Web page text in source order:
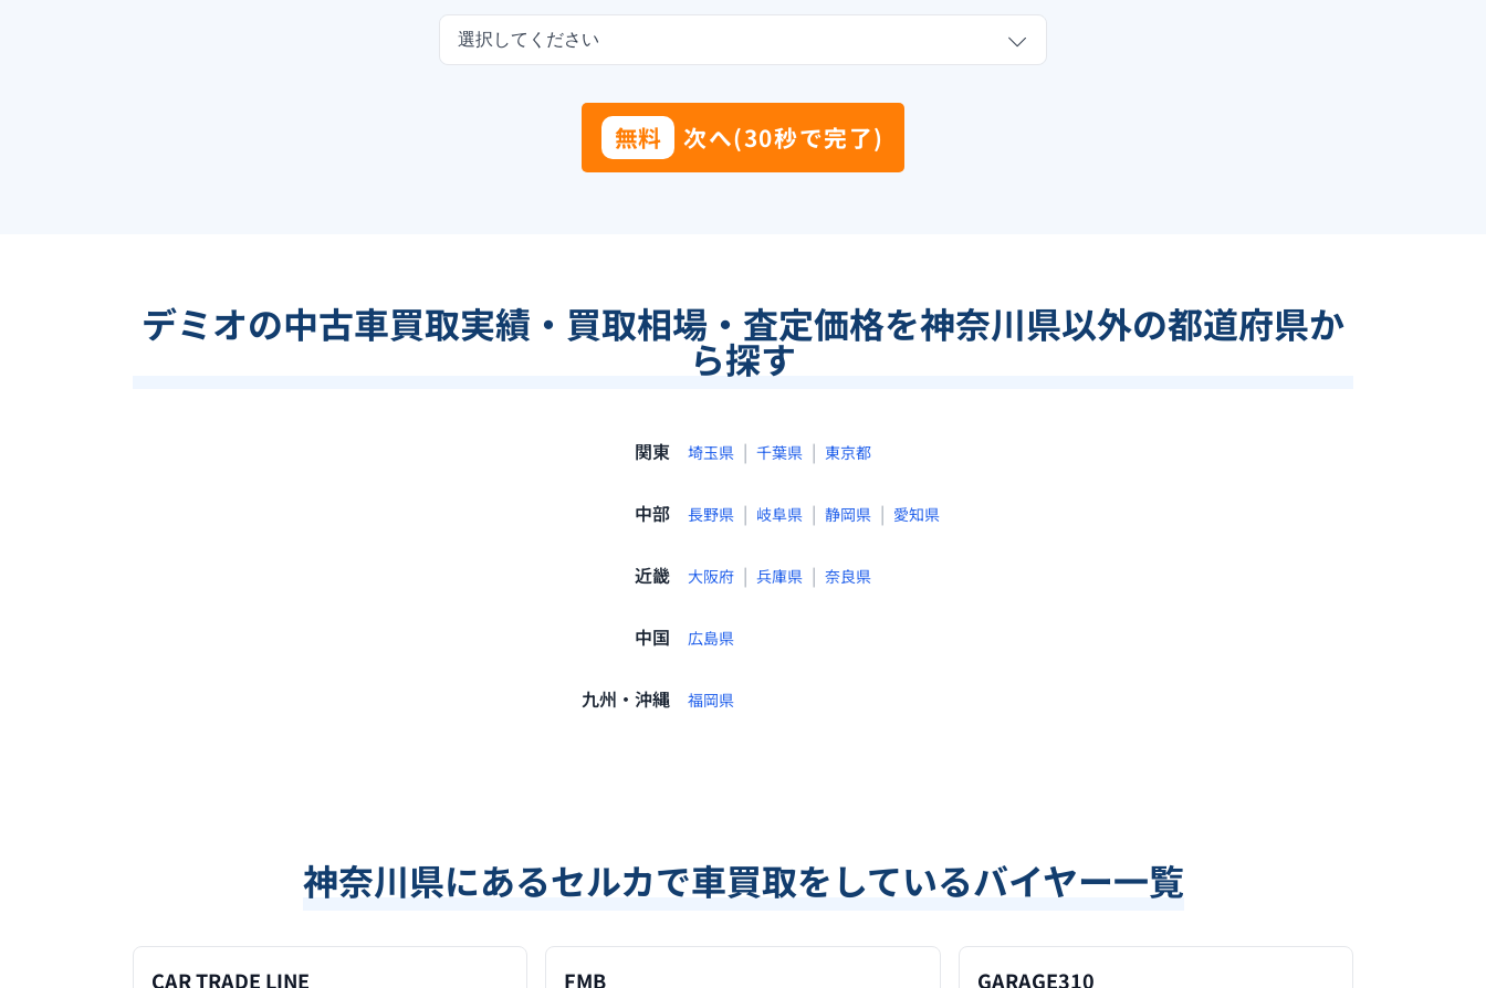
選択してください
無料 次へ(30秒で完了)
デミオの中古車買取実績・買取相場・査定価格を神奈川県以外の都道府県か
ら探す
関東 埼玉県 | 千葉県 | 東京都
中部 長野県 | 岐阜県 | 静岡県 | 愛知県
近畿 大阪府 | 兵庫県 | 奈良県
中国 広島県
九州・沖縄 福岡県
神奈川県にあるセルカで車買取をしているバイヤー一覧
CAR TRADE LINE FMB GARAGE310